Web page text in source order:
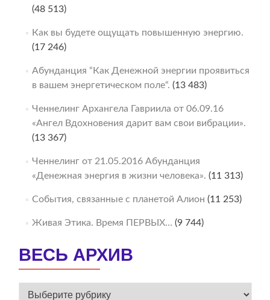
(48 513)
Как вы будете ощущать повышенную энергию.
(17 246)
Абунданция “Как Денежной энергии проявиться
в вашем энергетическом поле“. (13 483)
Ченнелинг Архангела Гавриила от 06.09.16
«Ангел Вдохновения дарит вам свои вибрации».
(13 367)
Ченнелинг от 21.05.2016 Абунданция
«Денежная энергия в жизни человека». (11 313)
События, связанные с планетой Алион (11 253)
Живая Этика. Время ПЕРВЫХ… (9 744)
ВЕСЬ АРХИВ
ВЕСЬ